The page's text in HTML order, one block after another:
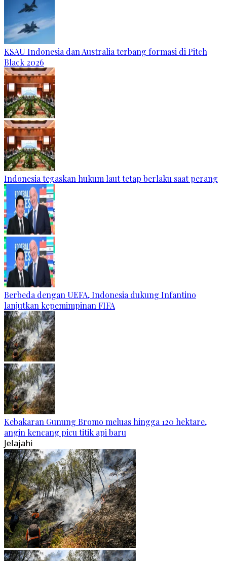
KSAU Indonesia dan Australia terbang formasi di Pitch
Black 2026
Indonesia tegaskan hukum laut tetap berlaku saat perang
Berbeda dengan UEFA, Indonesia dukung Infantino
lanjutkan kepemimpinan FIFA
Kebakaran Gunung Bromo meluas hingga 120 hektare,
angin kencang picu titik api baru
Jelajahi